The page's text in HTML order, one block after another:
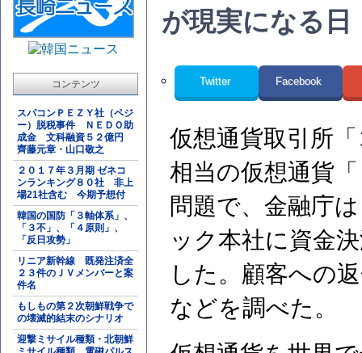
コンテンツ
スパコンＰＥＺＹ社（ペジ
ー）脱税事件 ＮＥＤＯ助
成金 文科融資５２億円
齊藤元章・山口敬之
２０１７年３月期 ゼネコ
ンランキング８０社 非上
場21社含む 今期予想付
韓国の国防「３軸体系」、
「３不」、「４原則」、
「反日攻勢」
リニア新幹線 既発注済全
２３件のＪＶメンバーと案
件名
もしもの第２次朝鮮戦争で
の壊滅的結末のシナリオ
迎撃ミサイル種類・北朝鮮
が現実になる日
Twitter Facebook
仮想通貨取引所
相当の仮想通貨
問題で、金融庁
ック本社に資金
した。顧客への
などを調べた。